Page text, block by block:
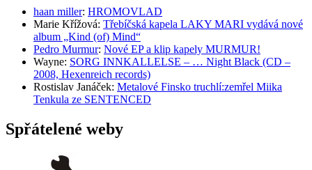
haan miller: HROMOVLAD
Marie Křížová: Třebíčská kapela LAKY MARI vydává nové
album „Kind (of) Mind“
Pedro Murmur: Nové EP a klip kapely MURMUR!
Wayne: SORG INNKALLELSE – … Night Black (CD –
2008, Hexenreich records)
Rostislav Janáček: Metalové Finsko truchlí:zemřel Miika
Tenkula ze SENTENCED
Spřátelené weby